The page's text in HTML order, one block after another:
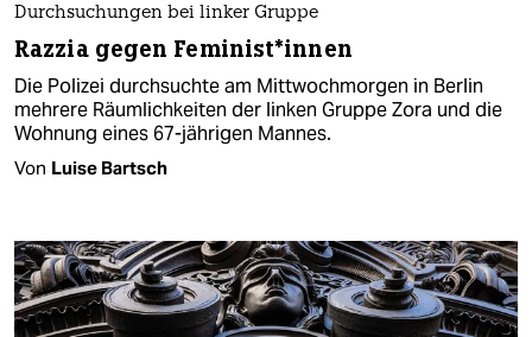
Durchsuchungen bei linker Gruppe
Razzia gegen Fe­mi­nis­t*in­nen
Die Polizei durchsuchte am Mittwochmorgen in Berlin
mehrere Räumlichkeiten der linken Gruppe Zora und die
Wohnung eines 67-jährigen Mannes.
Von Luise Bartsch